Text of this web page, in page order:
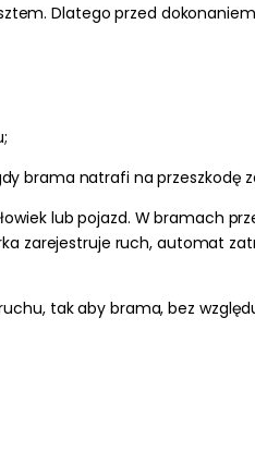
Dlatego przed
brama natrafi na przeszkodę
lub pojazd. W bramach
zarejestruje ruch, automat
tak aby brama, bez